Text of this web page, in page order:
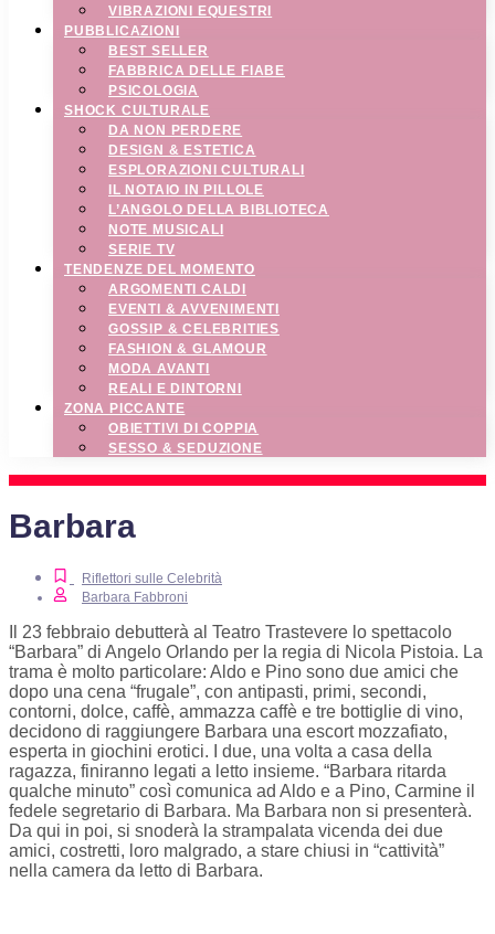
VIBRAZIONI EQUESTRI
PUBBLICAZIONI
BEST SELLER
FABBRICA DELLE FIABE
PSICOLOGIA
SHOCK CULTURALE
DA NON PERDERE
DESIGN & ESTETICA
ESPLORAZIONI CULTURALI
IL NOTAIO IN PILLOLE
L’ANGOLO DELLA BIBLIOTECA
NOTE MUSICALI
SERIE TV
TENDENZE DEL MOMENTO
ARGOMENTI CALDI
EVENTI & AVVENIMENTI
GOSSIP & CELEBRITIES
FASHION & GLAMOUR
MODA AVANTI
REALI E DINTORNI
ZONA PICCANTE
OBIETTIVI DI COPPIA
SESSO & SEDUZIONE
Barbara
Riflettori sulle Celebrità
Barbara Fabbroni
Il 23 febbraio debutterà al Teatro Trastevere lo spettacolo
“Barbara” di Angelo Orlando per la regia di Nicola Pistoia. La
trama è molto particolare: Aldo e Pino sono due amici che
dopo una cena “frugale”, con antipasti, primi, secondi,
contorni, dolce, caffè, ammazza caffè e tre bottiglie di vino,
decidono di raggiungere Barbara una escort mozzafiato,
esperta in giochini erotici. I due, una volta a casa della
ragazza, finiranno legati a letto insieme. “Barbara ritarda
qualche minuto” così comunica ad Aldo e a Pino, Carmine il
fedele segretario di Barbara. Ma Barbara non si presenterà.
Da qui in poi, si snoderà la strampalata vicenda dei due
amici, costretti, loro malgrado, a stare chiusi in “cattività”
nella camera da letto di Barbara.